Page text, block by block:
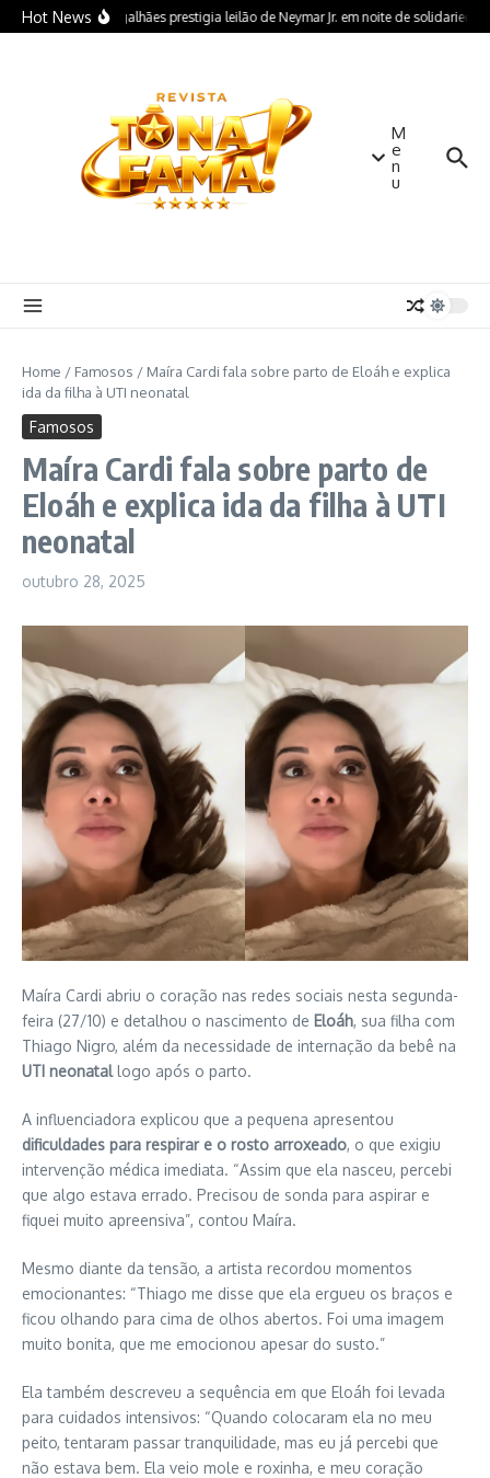
Ir para o conteúdo
Hot NewsIgor Magalhães prestigia leilão de Neymar Jr. em noite de
M
e
n
u
Home / Famosos / Maíra Cardi fala sobre parto de Eloáh e explica
ida da filha à UTI neonatal
Famosos
Maíra Cardi fala sobre parto de
Eloáh e explica ida da filha à UTI
neonatal
outubro 28, 2025
Maíra Cardi abriu o coração nas redes sociais nesta segunda-
feira (27/10) e detalhou o nascimento de Eloáh, sua filha com
Thiago Nigro, além da necessidade de internação da bebê na
UTI neonatallogo após o parto.
A influenciadora explicou que a pequena apresentou
dificuldades para respirar e o rosto arroxeado, o que exigiu
intervenção médica imediata. “Assim que ela nasceu, percebi
que algo estava errado. Precisou de sonda para aspirar e
fiquei muito apreensiva”, contou Maíra.
Mesmo diante da tensão, a artista recordou momentos
emocionantes: “Thiago me disse que ela ergueu os braços e
ficou olhando para cima de olhos abertos. Foi uma imagem
muito bonita, que me emocionou apesar do susto.”
Ela também descreveu a sequência em que Eloáh foi levada
para cuidados intensivos: “Quando colocaram ela no meu
peito, tentaram passar tranquilidade, mas eu já percebi que
não estava bem. Ela veio mole e roxinha, e meu coração